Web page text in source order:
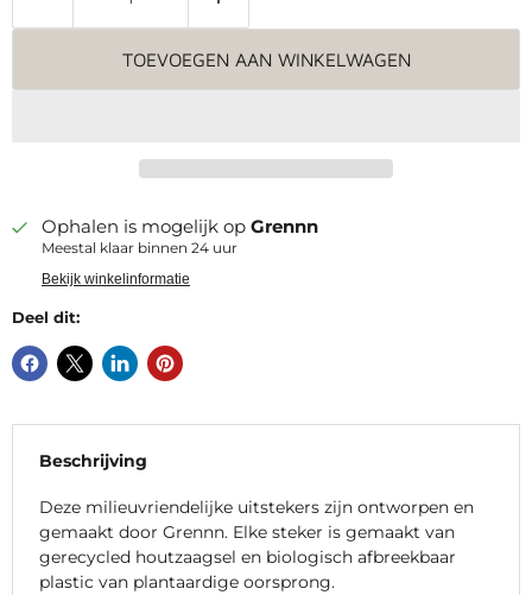
TOEVOEGEN AAN WINKELWAGEN
Ophalen is mogelijk op Grennn
Meestal klaar binnen 24 uur
Bekijk winkelinformatie
Deel dit:
Beschrijving
Deze milieuvriendelijke uitstekers zijn ontworpen en
gemaakt door Grennn. Elke steker is gemaakt van
gerecycled houtzaagsel en biologisch afbreekbaar
plastic van plantaardige oorsprong.